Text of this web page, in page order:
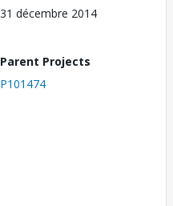
31 décembre 2014
Parent Projects
P101474